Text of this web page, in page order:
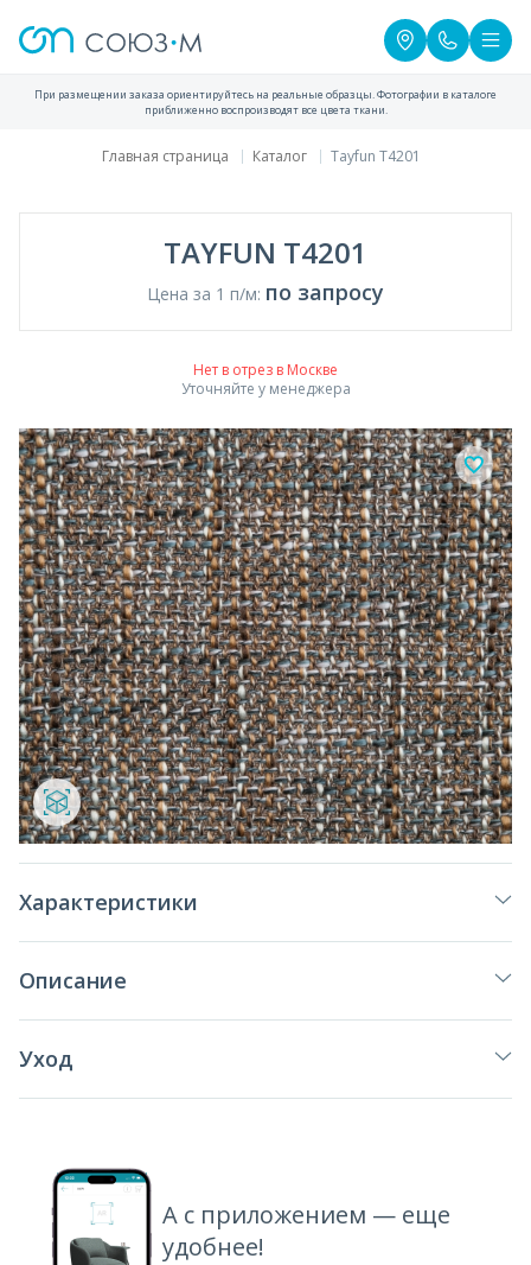
При размещении заказа ориентируйтесь на реальные образцы. Фотографии в каталоге
приближенно воспроизводят все цвета ткани.
Главная страница Каталог Tayfun T4201
TAYFUN T4201
Цена за 1 п/м: по запросу
Нет в отрез в Москве
Уточняйте у менеджера
Характеристики
Описание
Уход
А с приложением — еще
удобнее!